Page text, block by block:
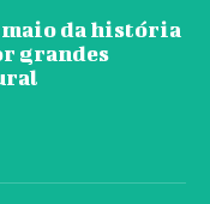
da história
grandes